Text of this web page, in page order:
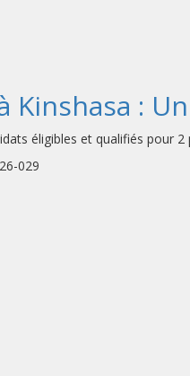
Kinshasa :
éligibles et qualifiés pour
029